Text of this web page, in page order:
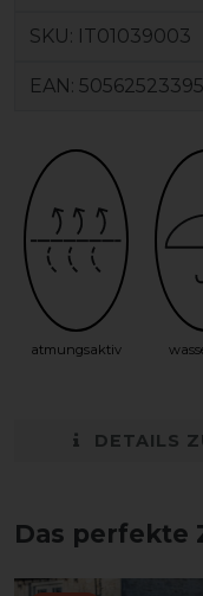
SKU: IT01039003
EAN:
atmungsaktiv
DETAILS
Das perfekte